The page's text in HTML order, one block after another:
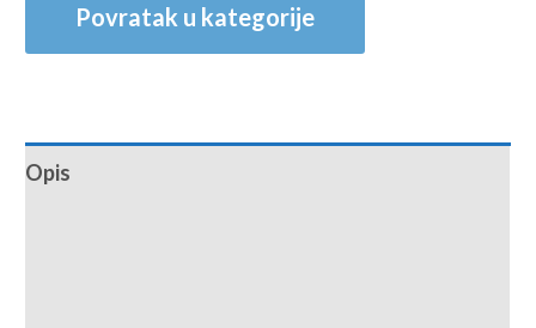
Povratak u kategorije
Opis